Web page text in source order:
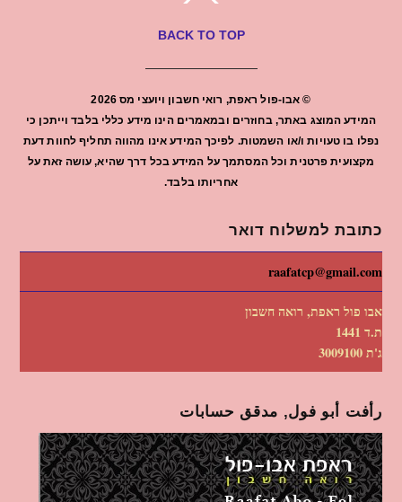
BACK TO TOP
© אבו-פול ראפת, רואי חשבון ויועצי מס2026
המידע המוצג באתר, בחוזרים ובמאמרים הינו מידע כללי בלבד וייתכן כי
נפלו בו טעויות ו/או השמטות. לפיכך המידע אינו מהווה תחליף לחוות דעת
מקצועית פרטנית וכל המסתמך על המידע בכל דרך שהיא, עושה זאת על
אחריותו בלבד.
כתובת למשלוח דואר
raafatcp@gmail.com
אבו פול ראפת, רואה חשבון
ת.ד 1441
ג'ת 3009100
رأفت أبو فول, مدقق حسابات